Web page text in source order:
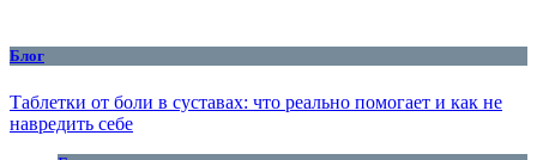
Блог
Таблетки от боли в суставах: что реально помогает и как не
навредить себе